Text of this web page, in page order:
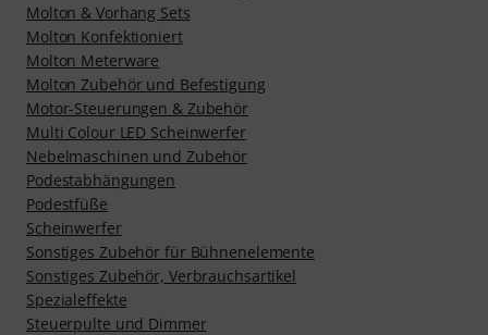
Molton & Vorhang Sets
Molton Konfektioniert
Molton Meterware
Molton Zubehör und Befestigung
Motor-Steuerungen & Zubehör
Multi Colour LED Scheinwerfer
Nebelmaschinen und Zubehör
Podestabhängungen
Podestfüße
Scheinwerfer
Sonstiges Zubehör für Bühnenelemente
Sonstiges Zubehör, Verbrauchsartikel
Spezialeffekte
Steuerpulte und Dimmer